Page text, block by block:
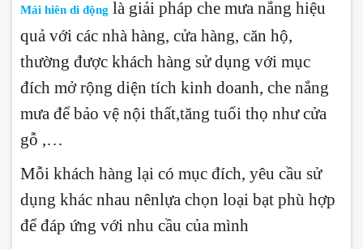
Mái hiên di động là giải pháp che mưa nắng hiệu
quả với các nhà hàng, cửa hàng, căn hộ,
thường được khách hàng sử dụng với mục
đích mở rộng diện tích kinh doanh, che nắng
mưa để bảo vệ nội thất,tăng tuổi thọ như cửa
gỗ ,…
Mỗi khách hàng lại có mục đích, yêu cầu sử
dụng khác nhau nênlựa chọn loại bạt phù hợp
để đáp ứng với nhu cầu của mình